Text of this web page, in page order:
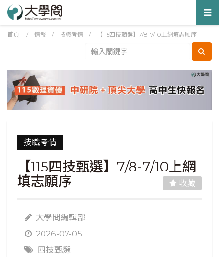
首頁 / 情報 / 技職考情 / 【115四技甄選】7/8-7/10上網填志願序
技職考情
【115四技甄選】7/8-7/10上網
填志願序
收藏
大學問編輯部
2026-07-05
四技甄選